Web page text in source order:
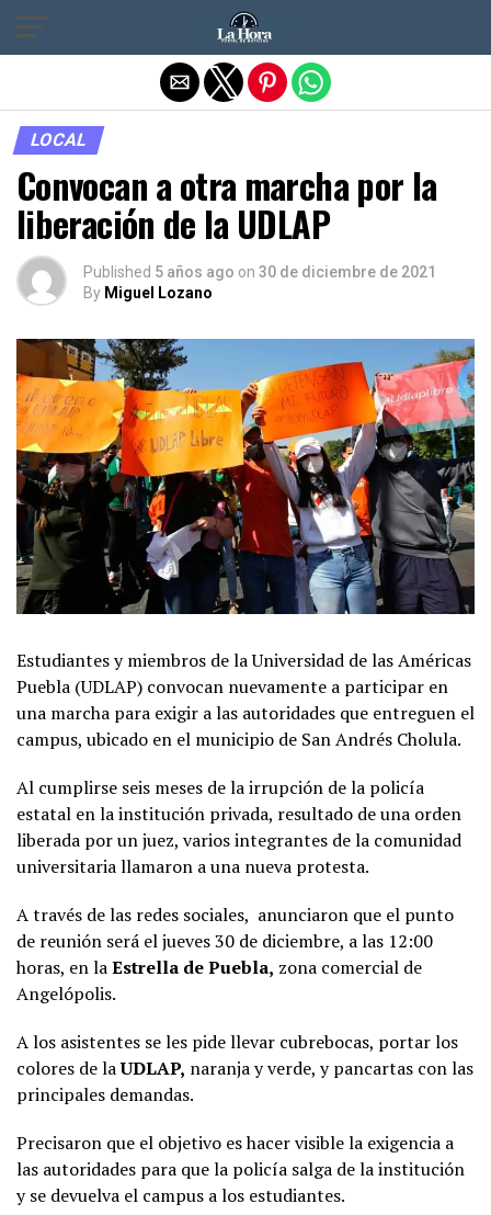
LOCAL
Convocan a otra marcha por la
liberación de la UDLAP
Published 5 años ago on 30 de diciembre de 2021
By Miguel Lozano
Estudiantes y miembros de la Universidad de las Américas
Puebla (UDLAP) convocan nuevamente a participar en
una marcha para exigir a las autoridades que entreguen el
campus, ubicado en el municipio de San Andrés Cholula.
Al cumplirse seis meses de la irrupción de la policía
estatal en la institución privada, resultado de una orden
liberada por un juez, varios integrantes de la comunidad
universitaria llamaron a una nueva protesta.
A través de las redes sociales, anunciaron que el punto
de reunión será el jueves 30 de diciembre, a las 12:00
horas, en laEstrella de Puebla, zona comercial de
Angelópolis.
A los asistentes se les pide llevar cubrebocas, portar los
colores de laUDLAP, naranja y verde, y pancartas con las
principales demandas.
Precisaron que el objetivo es hacer visible la exigencia a
las autoridades para que la policía salga de la institución
y se devuelva el campus a los estudiantes.
Salir de la versión móvil